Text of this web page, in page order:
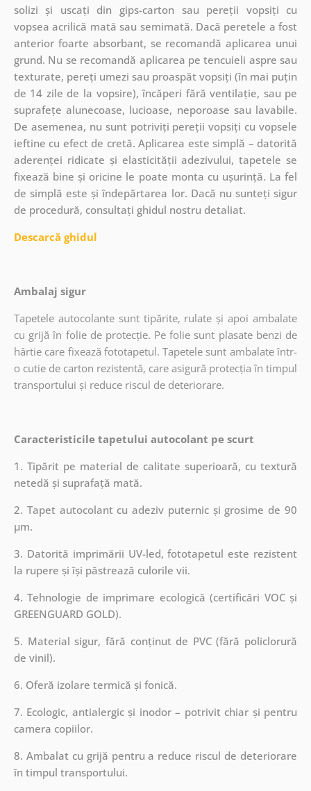
solizi și uscați din gips-carton sau pereții vopsiți cu
vopsea acrilică mată sau semimată. Dacă peretele a fost
anterior foarte absorbant, se recomandă aplicarea unui
grund. Nu se recomandă aplicarea pe tencuieli aspre sau
texturate, pereți umezi sau proaspăt vopsiți (în mai puțin
de 14 zile de la vopsire), încăperi fără ventilație, sau pe
suprafețe alunecoase, lucioase, neporoase sau lavabile.
De asemenea, nu sunt potriviți pereții vopsiți cu vopsele
ieftine cu efect de cretă. Aplicarea este simplă – datorită
aderenței ridicate și elasticității adezivului, tapetele se
fixează bine și oricine le poate monta cu ușurință. La fel
de simplă este și îndepărtarea lor. Dacă nu sunteți sigur
de procedură, consultați ghidul nostru detaliat.
Descarcă ghidul
Ambalaj sigur
Tapetele autocolante sunt tipărite, rulate și apoi ambalate
cu grijă în folie de protecție. Pe folie sunt plasate benzi de
hârtie care fixează fototapetul. Tapetele sunt ambalate într-
o cutie de carton rezistentă, care asigură protecția în timpul
transportului și reduce riscul de deteriorare.
Caracteristicile tapetului autocolant pe scurt
1. Tipărit pe material de calitate superioară, cu textură
netedă și suprafață mată.
2. Tapet autocolant cu adeziv puternic și grosime de 90
µm.
3. Datorită imprimării UV-led, fototapetul este rezistent
la rupere și își păstrează culorile vii.
4. Tehnologie de imprimare ecologică (certificări VOC și
GREENGUARD GOLD).
5. Material sigur, fără conținut de PVC (fără policlorură
de vinil).
6. Oferă izolare termică și fonică.
7. Ecologic, antialergic și inodor – potrivit chiar și pentru
camera copiilor.
8. Ambalat cu grijă pentru a reduce riscul de deteriorare
în timpul transportului.